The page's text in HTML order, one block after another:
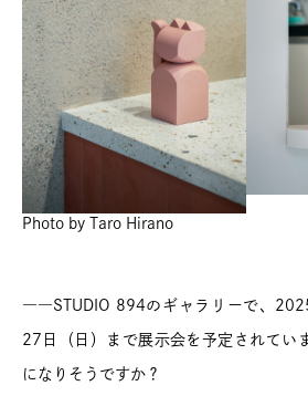
Photo by Taro Hirano
――STUDIO 894のギャラリーで、
27日（日）まで展示会を予定されてい
になりそうですか？